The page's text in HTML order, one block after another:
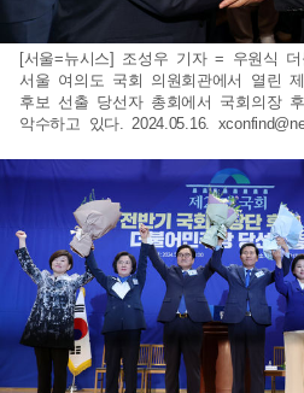
[서울=뉴시스] 조성우 기자 = 우원식
서울 여의도 국회 의원회관에서 열린
후보 선출 당선자 총회에서 국회의장
악수하고 있다. 2024.05.16.